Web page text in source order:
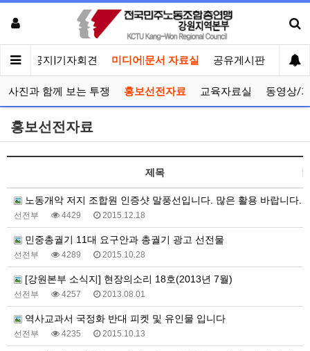
인 공지|기자회견 미디어|문서 자료실 공유게시판 선거
사진과 함께 보는 투쟁 홍보선전자료 교육자료실 동영상/
홍보선전자료
제목
노동개악 저지 조합원 인증샷 말풍선입니다. 많은 활용 바랍니다.
선전부 4429 2015.12.18
민중총궐기 11대 요구안과 총궐기 광고 선전물
선전부 4289 2015.10.28
[강원본부 소식지] 현장의소리 18호(2013년 7월)
선전부 4257 2013.08.01
역사교과서 국정화 반대 피켓 및 유인물 입니다
선전부 4235 2015.10.13